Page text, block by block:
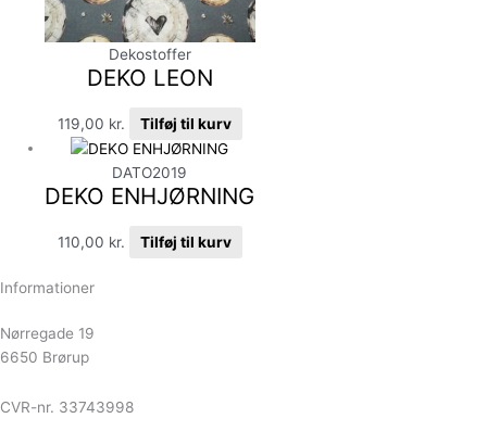
Dekostoffer
DEKO LEON
119,00 kr. Tilføj til kurv
DATO2019
DEKO ENHJØRNING
110,00 kr. Tilføj til kurv
Informationer
Nørregade 19
6650 Brørup
CVR-nr. 33743998